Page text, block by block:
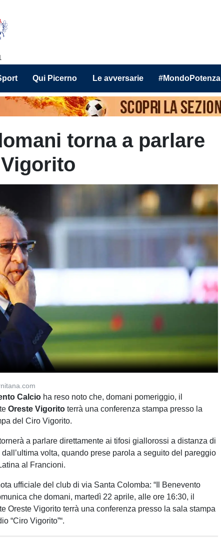
Qui Picerno Le avversarie #MondoPotenza
torna a parlare
Calcio ha reso noto che, domani pomeriggio, il
Oreste Vigorito terrà una conferenza stampa presso la
del Ciro Vigorito.
tornerà a parlare direttamente ai tifosi giallorossi a distanza di
volta, quando prese parola a seguito del pareggio
al Francioni.
ufficiale del club di via Santa Colomba: “Il Benevento
che domani, martedì 22 aprile, alle ore 16:30, il
Oreste Vigorito terrà una conferenza presso la sala stampa
“Ciro Vigorito”“.